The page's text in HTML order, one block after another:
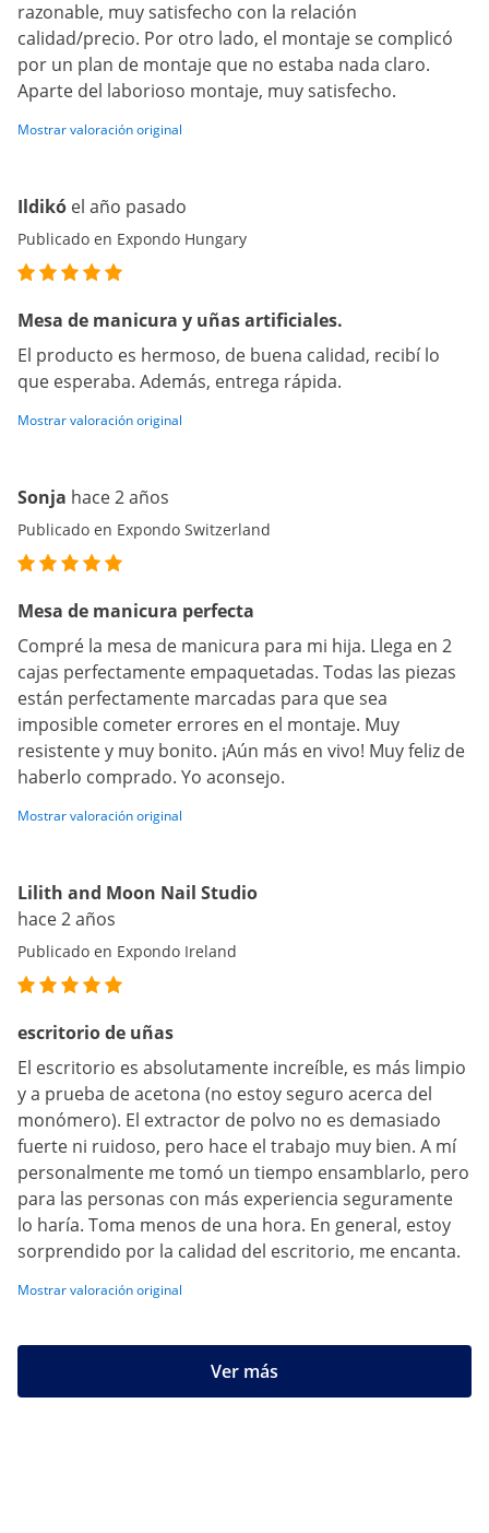
razonable, muy satisfecho con la relación
calidad/precio. Por otro lado, el montaje se complicó
por un plan de montaje que no estaba nada claro.
Aparte del laborioso montaje, muy satisfecho.
Mostrar valoración original
Ildikó el año pasado
Publicado en Expondo Hungary
Mesa de manicura y uñas artificiales.
El producto es hermoso, de buena calidad, recibí lo
que esperaba. Además, entrega rápida.
Mostrar valoración original
Sonja hace 2 años
Publicado en Expondo Switzerland
Mesa de manicura perfecta
Compré la mesa de manicura para mi hija. Llega en 2
cajas perfectamente empaquetadas. Todas las piezas
están perfectamente marcadas para que sea
imposible cometer errores en el montaje. Muy
resistente y muy bonito. ¡Aún más en vivo! Muy feliz de
haberlo comprado. Yo aconsejo.
Mostrar valoración original
Lilith and Moon Nail Studio
hace 2 años
Publicado en Expondo Ireland
escritorio de uñas
El escritorio es absolutamente increíble, es más limpio
y a prueba de acetona (no estoy seguro acerca del
monómero). El extractor de polvo no es demasiado
fuerte ni ruidoso, pero hace el trabajo muy bien. A mí
personalmente me tomó un tiempo ensamblarlo, pero
para las personas con más experiencia seguramente
lo haría. Toma menos de una hora. En general, estoy
sorprendido por la calidad del escritorio, me encanta.
Mostrar valoración original
Ver más